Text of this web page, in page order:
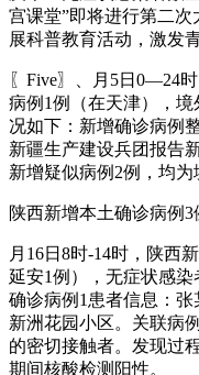
宫课堂”即将进行第二
展科普教育活动，激发
〖Five〗、月5日0—24
病例1例（在天津），
况如下：新增确诊病例
新疆生产建设兵团报告
新增疑似病例2例，均为
陕西新增本土确诊病例3
月16日8时-14时，陕西
延安1例），无症状感
确诊病例1患者信息：
新洲花园小区。关联病
的密切接触者。发现过
期间核酸检测阳性。